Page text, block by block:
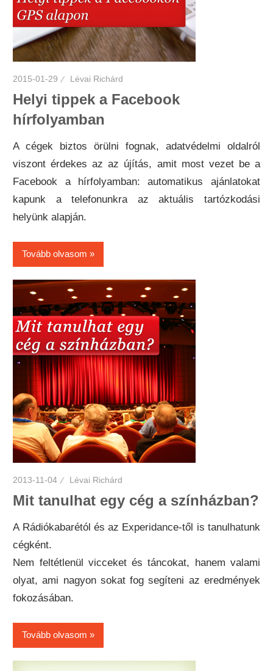
2015-01-29 Lévai Richárd
Helyi tippek a Facebook
hírfolyamban
A cégek biztos örülni fognak, adatvédelmi oldalról
viszont érdekes az az újítás, amit most vezet be a
Facebook a hírfolyamban: automatikus ajánlatokat
kapunk a telefonunkra az aktuális tartózkodási
helyünk alapján.
Tovább olvasom
2013-11-04 Lévai Richárd
Mit tanulhat egy cég a színházban?
A Rádiókabarétól és az Experidance-től is tanulhatunk
cégként.
Nem feltétlenül vicceket és táncokat, hanem valami
olyat, ami nagyon sokat fog segíteni az eredmények
fokozásában.
Tovább olvasom